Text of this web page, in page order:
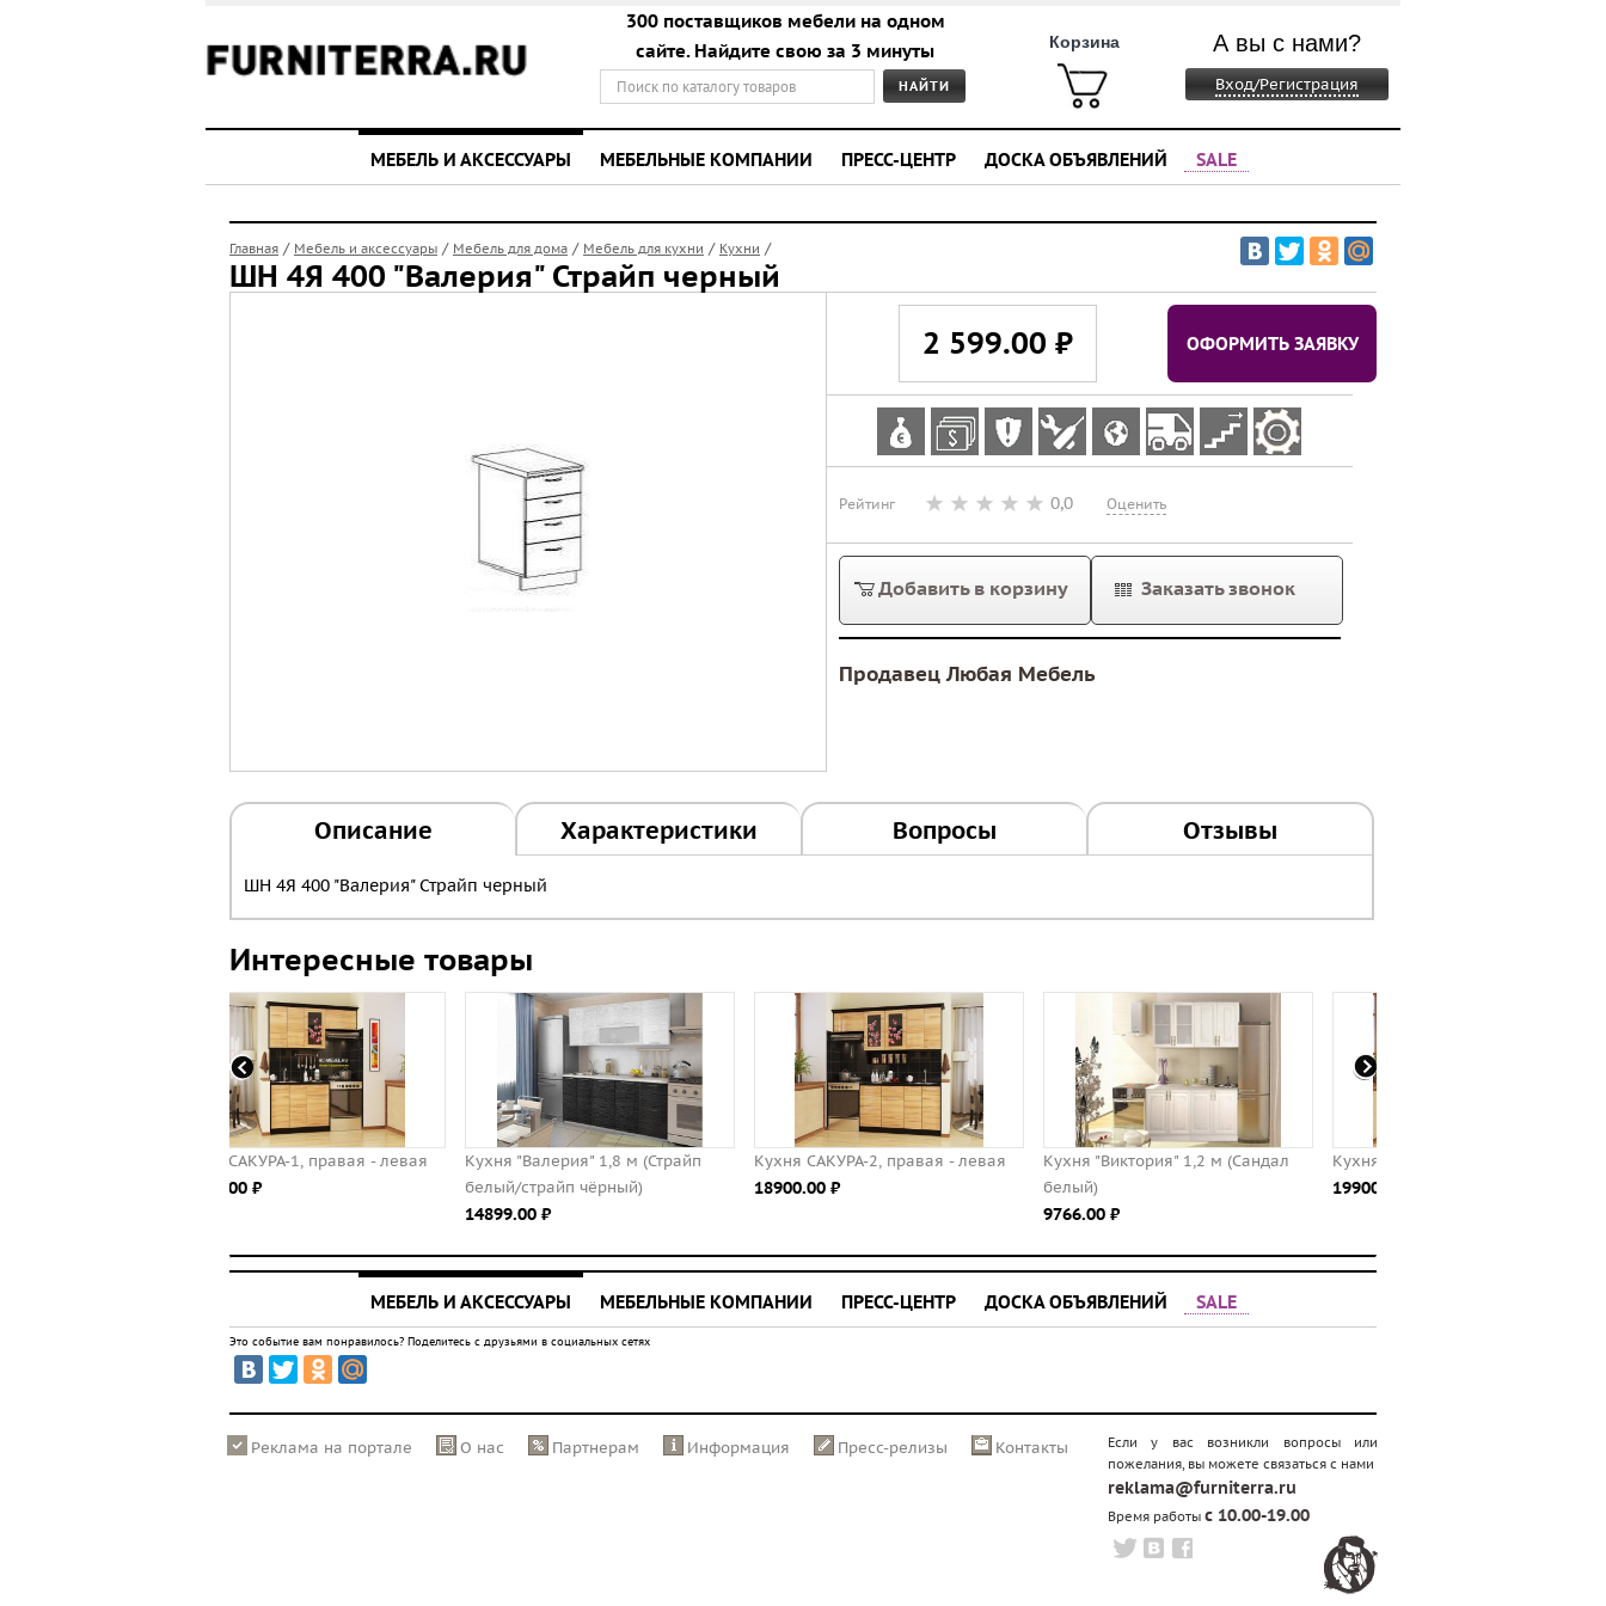
300 поставщиков мебели на одном
сайте. Найдите свою за 3 минуты
Корзина А вы с нами?
Вход/Регистрация
МЕБЕЛЬ И АКСЕССУАРЫ МЕБЕЛЬНЫЕ КОМПАНИИ ПРЕСС-ЦЕНТР ДОСКА ОБЪЯВЛЕНИЙ SALE
Главная / Мебель и аксессуары / Мебель для дома / Мебель для кухни / Кухни /
ШН 4Я 400 "Валерия" Страйп черный
2 599.00 ⃏
ОФОРМИТЬ ЗАЯВКУ
Рейтинг 0,0 Оценить
Добавить в корзину Заказать звонок
Продавец Любая Мебель
Описание Характеристики Вопросы Отзывы
ШН 4Я 400 "Валерия" Страйп черный
Интересные товары
Кухня "Валерия" 1,8 м (Страйп
белый/страйп чёрный)
Кухня САКУРА-2, правая - левая
18900.00 ⃏
Кухня "Виктория" 1,2 м (Сандал
белый)
Кухня САКУРА-3, правая - левая
МЕБЕЛЬ И АКСЕССУАРЫ МЕБЕЛЬНЫЕ КОМПАНИИ ПРЕСС-ЦЕНТР ДОСКА ОБЪЯВЛЕНИЙ SALE
Это событие вам понравилось? Поделитесь с друзьями в социальных сетях
Реклама на портале О нас Партнерам Информация Пресс-релизы Контакты
Если у вас возникли вопросы или
пожелания, вы можете связаться с нами
reklama@furniterra.ru
Время работы с 10.00-19.00